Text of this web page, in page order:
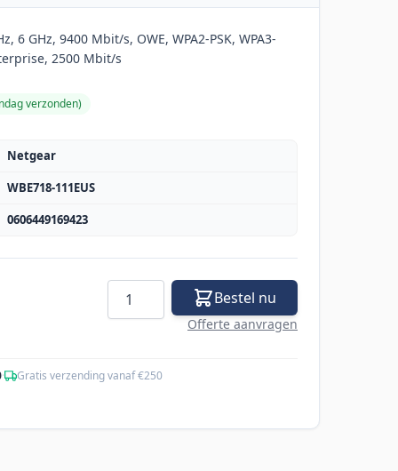
6 GHz, 9400 Mbit/s, OWE, WPA2-PSK, WPA3-
2500 Mbit/s
verzonden)
Netgear
WBE718-111EUS
0606449169423
Aantal Bestel nu
Offerte aanvragen
· Gratis verzending vanaf €250